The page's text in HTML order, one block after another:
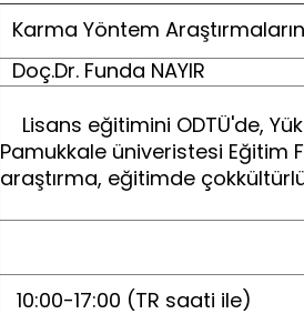
Karma Yöntem
Doç.Dr. Funda NAYIR
Lisans eğitimini ODTÜ'de,
Pamukkale üniveristesi
araştırma, eğitimde
10:00-17:00 (TR saati ile)